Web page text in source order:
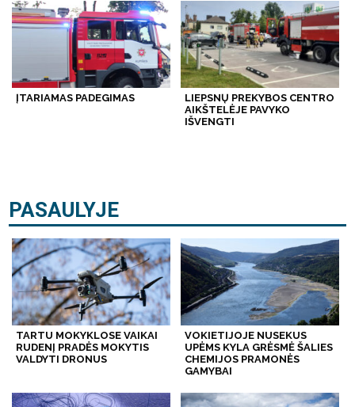
ĮTARIAMAS PADEGIMAS
LIEPSNŲ PREKYBOS CENTRO
AIKŠTELĖJE PAVYKO
IŠVENGTI
PASAULYJE
TARTU MOKYKLOSE VAIKAI
RUDENĮ PRADĖS MOKYTIS
VALDYTI DRONUS
VOKIETIJOJE NUSEKUS
UPĖMS KYLA GRĖSMĖ ŠALIES
CHEMIJOS PRAMONĖS
GAMYBAI